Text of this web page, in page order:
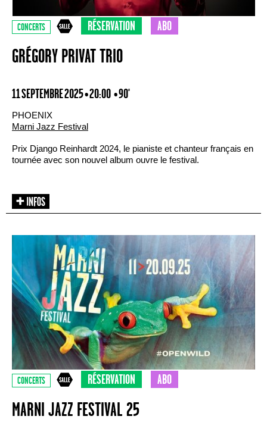
CONCERTS RÉSERVATION ABO
GRÉGORY PRIVAT TRIO
11 SEPTEMBRE 2025 • 20:00 • 90'
PHOENIX
Marni Jazz Festival
Prix Django Reinhardt 2024, le pianiste et chanteur français en
tournée avec son nouvel album ouvre le festival.
CONCERTS RÉSERVATION ABO
MARNI JAZZ FESTIVAL 25